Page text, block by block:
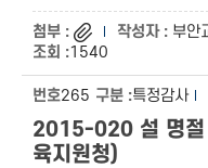
부안
1540
265 특정감사
2015-020 설 명절
육지원청)